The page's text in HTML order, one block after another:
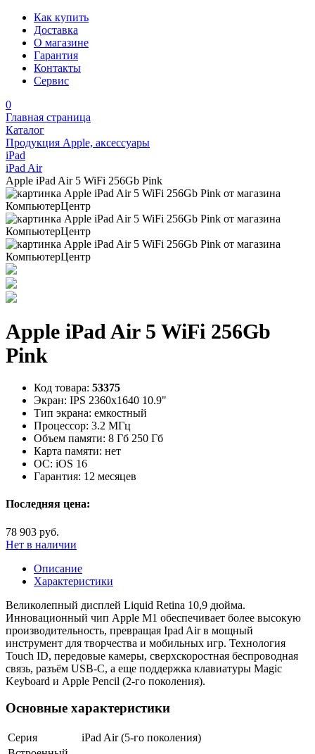
Как купить
Доставка
О магазине
Гарантия
Контакты
Сервис
0
Главная страница
Каталог
Продукция Apple, аксессуары
iPad
iPad Air
Apple iPad Air 5 WiFi 256Gb Pink
Apple iPad Air 5 WiFi 256Gb
Pink
Код товара: 53375
Экран: IPS 2360x1640 10.9"
Тип экрана: емкостный
Процессор: 3.2 МГц
Объем памяти: 8 Гб 250 Гб
Карта памяти: нет
ОС: iOS 16
Гарантия: 12 месяцев
Последняя цена:
78 903 руб.
Нет в наличии
Описание
Характеристики
Великолепный дисплей Liquid Retina 10,9 дюйма.
Инновационный чип Apple M1 обеспечивает более высокую
производительность, превращая Ipad Air в мощный
инструмент для творчества и мобильных игр. Технология
Touch ID, передовые камеры, сверхскоростная беспроводная
связь, разъём USB-C, а еще поддержка клавиатуры Magic
Keyboard и Apple Pencil (2-го поколения).
Основные характеристики
Серия
iPad Air (5-го поколения)